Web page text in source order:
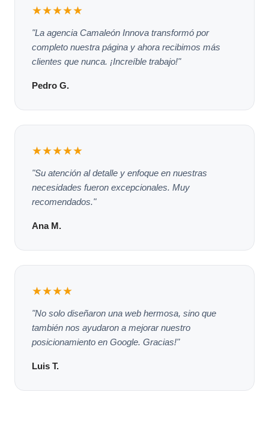
★★★★★
"La agencia Camaleón Innova transformó por
completo nuestra página y ahora recibimos más
clientes que nunca. ¡Increíble trabajo!"
Pedro G.
★★★★★
"Su atención al detalle y enfoque en nuestras
necesidades fueron excepcionales. Muy
recomendados."
Ana M.
★★★★
"No solo diseñaron una web hermosa, sino que
también nos ayudaron a mejorar nuestro
posicionamiento en Google. Gracias!"
Luis T.